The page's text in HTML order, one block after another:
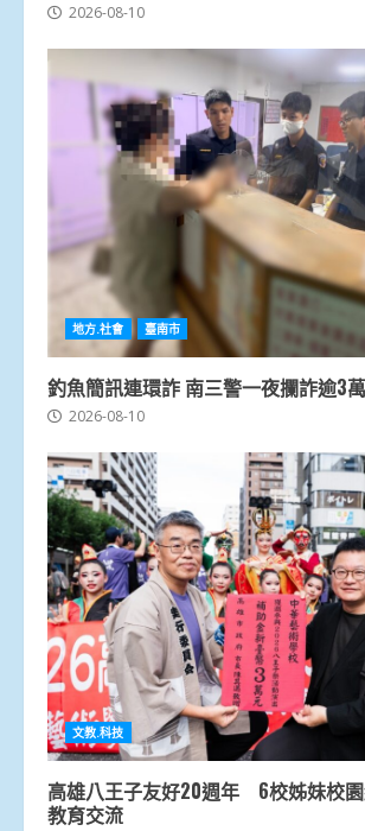
2026-08-10
地方.社會 臺南市
釣魚簡訊連環詐 南三警一夜攔詐逾3
2026-08-10
文教.科技
高雄八王子友好20週年 6校姊妹校
教育交流